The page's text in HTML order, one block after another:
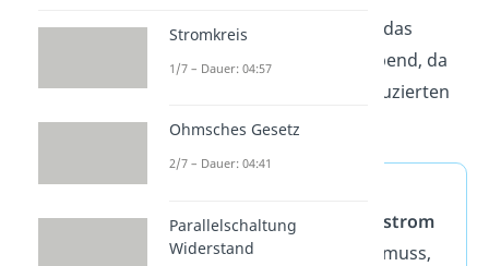
DieLenzsche Regel
ist für das
Induktionsgesetz
maßgebend, da
diese die Richtung des induzierten
Stroms vorgibt.
entstehendeInduktionsstrom
immer so gerichtet sein muss,
Stromkreis
1/7 – Dauer: 04:57
Ohmsches Gesetz
2/7 – Dauer: 04:41
Parallelschaltung
Widerstand